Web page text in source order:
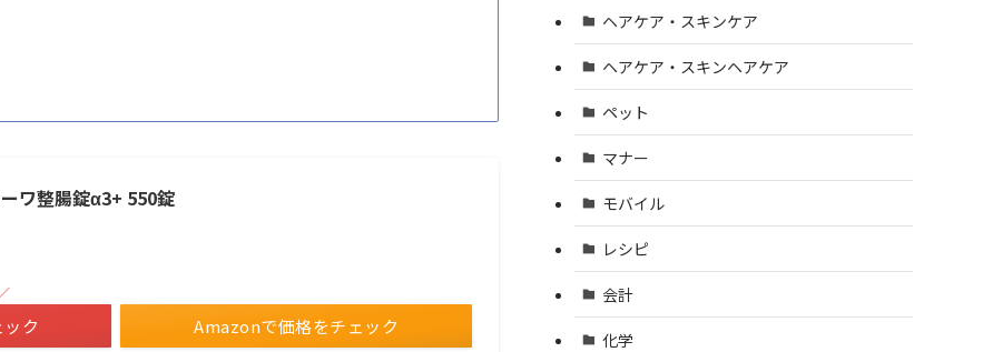
ワ整腸錠α3+ 550錠
Amazonで価格をチェック
ク
ヘアケア・スキンケア
ヘアケア・スキンヘアケア
ペット
マナー
モバイル
レシピ
会計
化学